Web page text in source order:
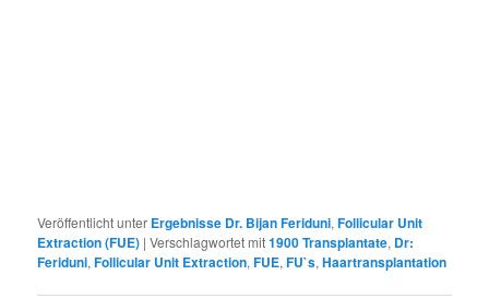
Veröffentlicht unter Ergebnisse Dr. Bijan Feriduni,Follicular Unit
Extraction (FUE) |Verschlagwortet mit1900 Transplantate, Dr:
Feriduni,Follicular Unit Extraction,FUE,FU`s,Haartransplantation